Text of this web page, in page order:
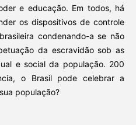
e educação. Em todos, há
os dispositivos de controle
condenando-a se não
da escravidão sob as
e social da população. 200
o Brasil pode celebrar a
população?